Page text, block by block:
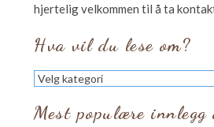
hjertelig velkommen til å ta
Hva vil du lese om?
Hva
vil
du
lese
Mest populære innlegg